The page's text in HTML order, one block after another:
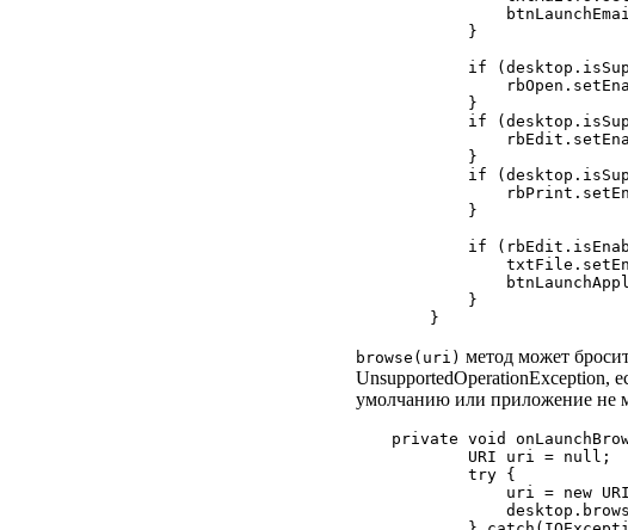
        }
if
        }
if
        }
if
        }
if
        }
browse(uri) метод может
UnsupportedOperationException,
умолчанию или приложение не
private void
        URI uri = null;
        try {
uri = new